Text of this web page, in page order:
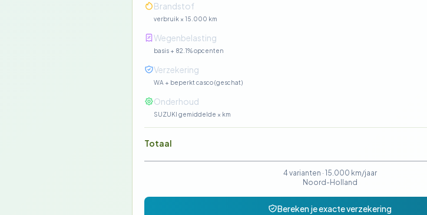
Brandstof
verbruik × 15.000 km
Wegenbelasting
basis + 82.1% opcenten
Verzekering
WA + beperkt casco (geschat)
Onderhoud
SUZUKI gemiddelde × km
Totaal
4 varianten · 15.000 km/jaar
Noord-Holland
Bereken je exacte verzekering